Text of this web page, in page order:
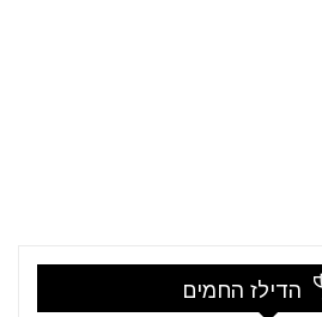
הדילז החמים